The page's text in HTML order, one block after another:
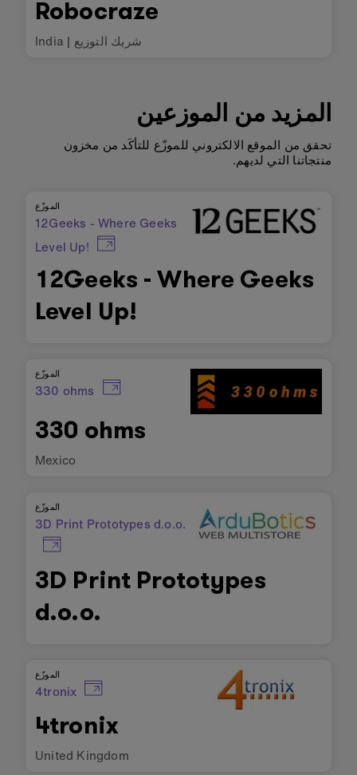
Robocraze
India | شريك التوزيع
المزيد من الموزعين
تحقق من الموقع الالكتروني للموزّع للتأكَد من مخزون
منتجاتنا التي لديهم.
الموزّع
12Geeks - Where Geeks
Level Up!
12Geeks - Where Geeks
Level Up!
الموزّع
330 ohms
330 ohms
Mexico
الموزّع
3D Print Prototypes d.o.o.
3D Print Prototypes
d.o.o.
الموزّع
4tronix
4tronix
United Kingdom